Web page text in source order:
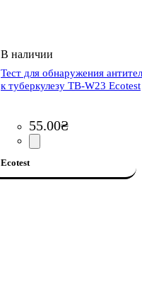
Тест для обнаружения антител
к туберкулезу TB-W23 Ecotest
55.00₴
Ecotest